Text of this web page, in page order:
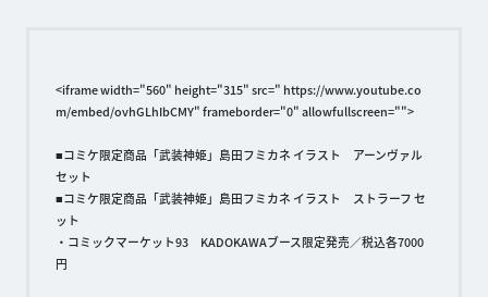
<iframe width="560" height="315" src=" https://www.youtube.co
m/embed/ovhGLhIbCMY" frameborder="0" allowfullscreen="">
■コミケ限定商品「武装神姫」島田フミカネ イラスト アーンヴァル
セット
■コミケ限定商品「武装神姫」島田フミカネ イラスト ストラーフ セ
ット
・コミックマーケット93 KADOKAWAブース限定発売／税込各7000
円